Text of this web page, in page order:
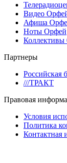
Видео
Афиша
Ноты Орфей
Партнеры
Российская
///ТРАКТ
Правовая
Условия
Политика
Контактная